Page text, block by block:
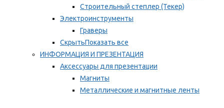
Строительный степлер (Текер)
Электроинструменты
Граверы
СкрытьПоказать все
ИНФОРМАЦИЯ И ПРЕЗЕНТАЦИЯ
Аксессуары для презентации
Магниты
Металлические и магнитные ленты